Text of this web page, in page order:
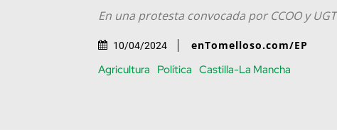
En una protesta convocada por CCOO y UGT
10/04/2024 enTomelloso.com/EP
Agricultura Política Castilla-La Mancha